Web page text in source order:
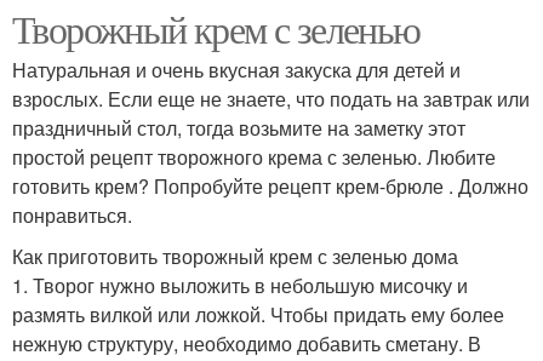
Творожный крем с зеленью
Натуральная и очень вкусная закуска для детей и
взрослых. Если еще не знаете, что подать на завтрак или
праздничный стол, тогда возьмите на заметку этот
простой рецепт творожного крема с зеленью. Любите
готовить крем? Попробуйте рецепт крем-брюле . Должно
понравиться.
Как приготовить творожный крем с зеленью дома
1. Творог нужно выложить в небольшую мисочку и
размять вилкой или ложкой. Чтобы придать ему более
нежную структуру, необходимо добавить сметану. В